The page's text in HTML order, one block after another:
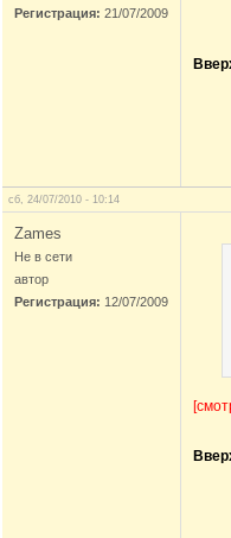
Регистрация: 21/07/2009
сб, 24/07/2010 - 10:14
Zames
Не в сети
автор
Регистрация: 12/07/2009